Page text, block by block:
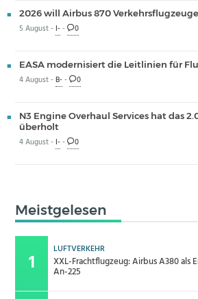
2026 will Airbus 870
5 August - I-- 0
EASA modernisiert die Leitlinien für
4 August -B-- 0
N3 Engine Overhaul Services hat das
überholt
4 August - I-- 0
Meistgelesen
LUFTVERKEHR
XXL-Frachtflugzeug: Airbus A380 als
An-225